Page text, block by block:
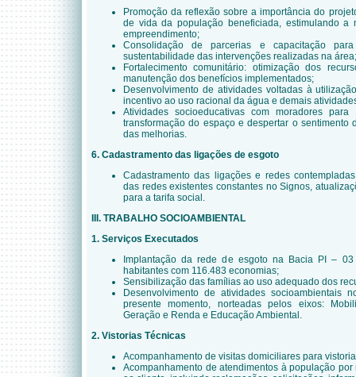
Promoção da reflexão sobre a importância do
de vida da população beneficiada, estimulando a
empreendimento;
Consolidação de parcerias e capacitação
sustentabilidade das intervenções realizadas na área;
Fortalecimento comunitário: otimização dos
manutenção dos benefícios implementados;
Desenvolvimento de atividades voltadas à
incentivo ao uso racional da água e demais
Atividades socioeducativas com moradores
transformação do espaço e despertar o sentimento
das melhorias.
6. Cadastramento das ligações de esgoto
Cadastramento das ligações e redes
das redes existentes constantes no Signos,
para a tarifa social.
III. TRABALHO SOCIOAMBIENTAL
1. Serviços Executados
Implantação da rede de esgoto na Bacia PI –
habitantes com 116.483 economias;
Sensibilização das famílias ao uso adequado dos
Desenvolvimento de atividades socioambientais
presente momento, norteadas pelos eixos:
Geração e Renda e Educação Ambiental.
2. Vistorias Técnicas
Acompanhamento de visitas domiciliares para
Acompanhamento de atendimentos à população